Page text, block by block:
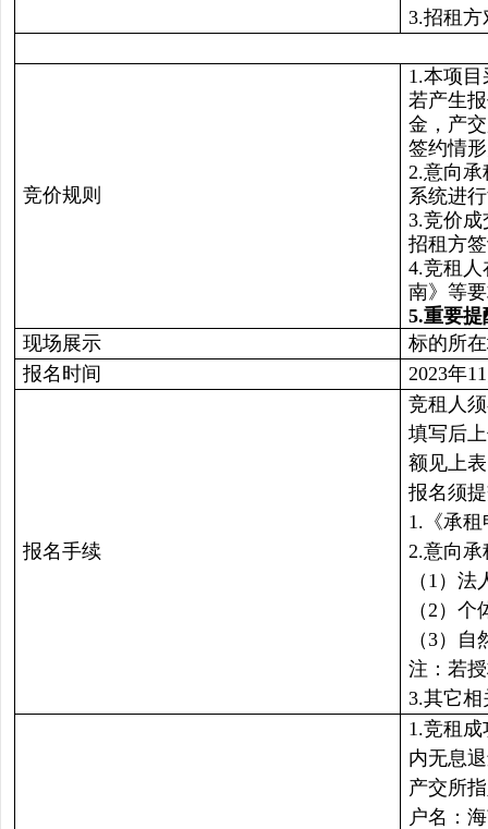
3.招租
竞价规则
1.本项
若产生
金，产
签约情
2.意向
系统进
3.竞价
招租方
4.竞租
南》等
5.重要提
现场展示
标的所
报名时间
2023年
报名手续
竞租人
填写后
额见上
报名须
1.《承
2.意向
（1）
（2）
（3）
注：若
3.其它
1.竞租
内无息
产交所
户名：